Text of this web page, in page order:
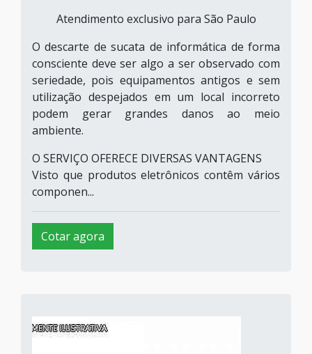
Atendimento exclusivo para São Paulo
O descarte de sucata de informática de forma
consciente deve ser algo a ser observado com
seriedade, pois equipamentos antigos e sem
utilização despejados em um local incorreto
podem gerar grandes danos ao meio
ambiente.
O SERVIÇO OFERECE DIVERSAS VANTAGENS
Visto que produtos eletrônicos contêm vários
componen...
Cotar agora